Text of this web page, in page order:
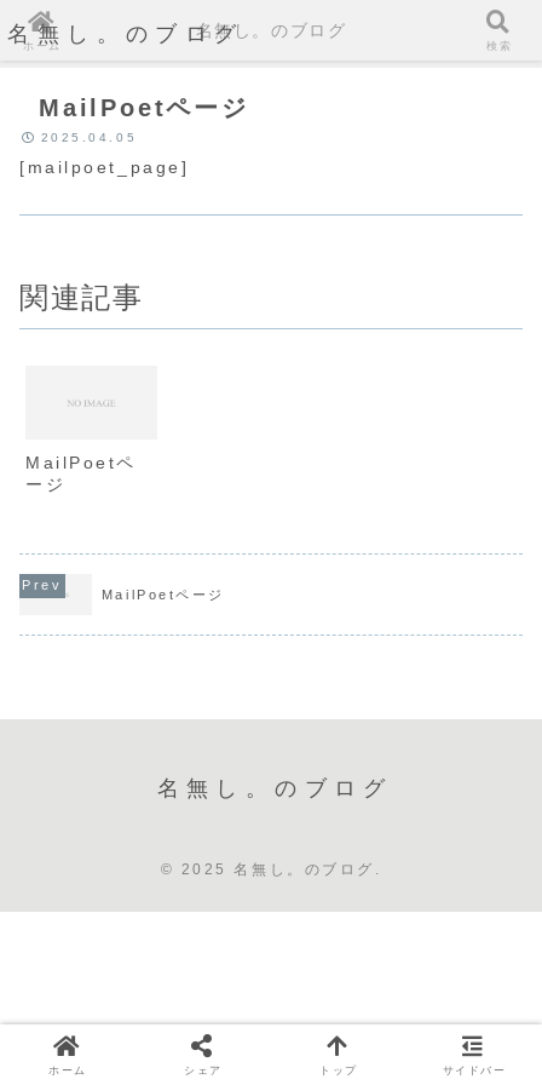
名無し。のブログ
MailPoetページ
2025.04.05
[mailpoet_page]
関連記事
MailPoetペ
ージ
MailPoetページ
名無し。のブログ
© 2025 名無し。のブログ.
ホーム
名無し。のブログ
検索
ホーム シェア トップ サイドバー